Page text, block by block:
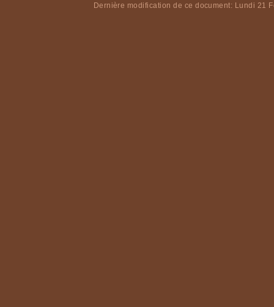
Dernière modification de ce document: Lundi 21